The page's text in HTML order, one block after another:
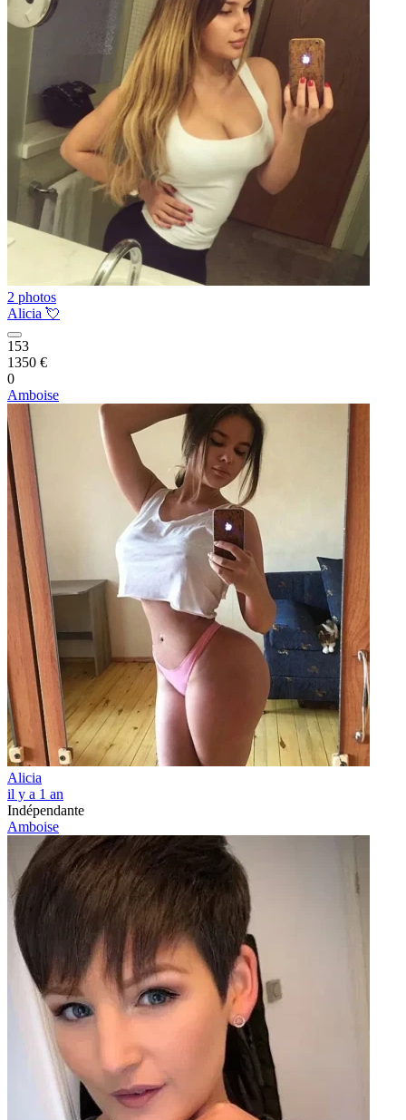
2 photos
Alicia 💘
153
1350 €
0
Amboise
Alicia
il y a 1 an
Indépendante
Amboise